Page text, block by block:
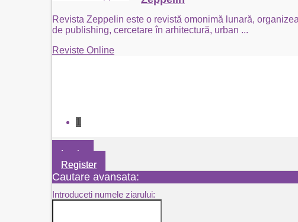
Revista Zeppelin este o revistă omonimă lunară,
de publishing, cercetare în arhitectură, urban ...
Reviste Online
1
Login
Register
Cautare avansata:
Introduceti numele ziarului: